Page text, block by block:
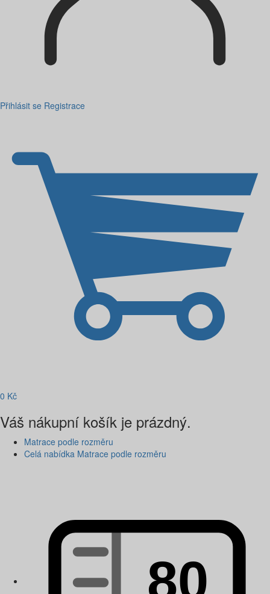
Přihlásit se Registrace
0 Kč
Váš nákupní košík je prázdný.
Matrace podle rozměru
Celá nabídka Matrace podle rozměru